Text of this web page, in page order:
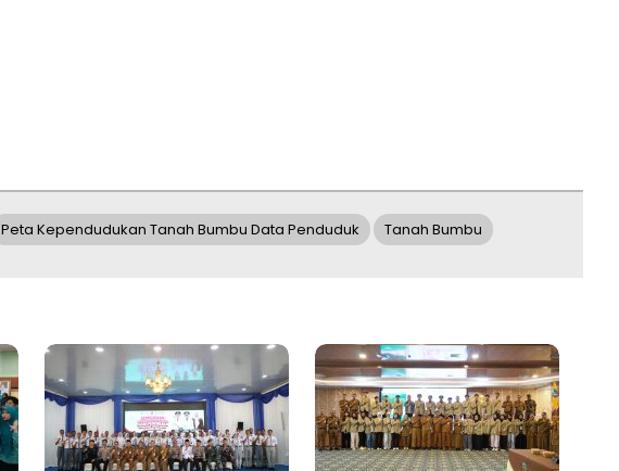
Peta Kependudukan Tanah Bumbu Data Penduduk Tanah Bumbu